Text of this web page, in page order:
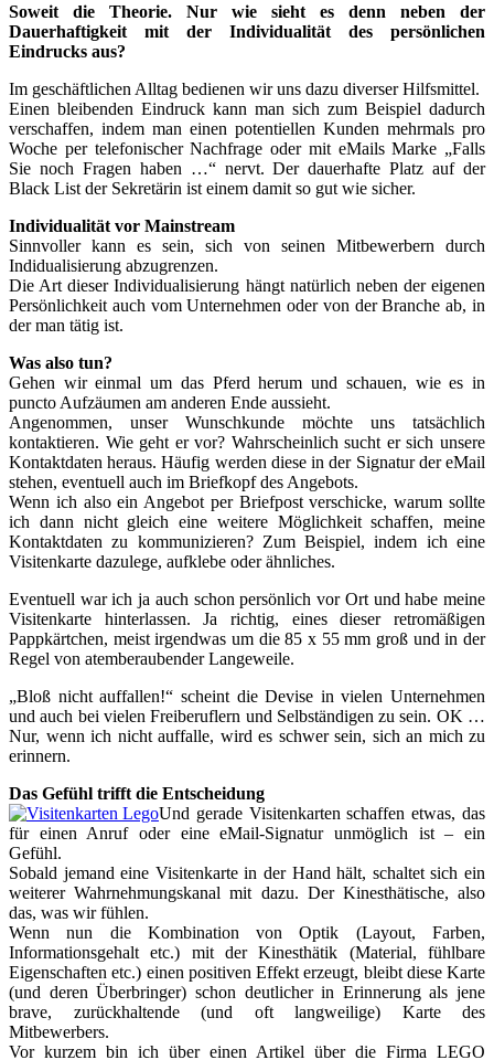
Soweit die Theorie. Nur wie sieht es denn neben der
Dauerhaftigkeit mit der Individualität des persönlichen
Eindrucks aus?
Im geschäftlichen Alltag bedienen wir uns dazu diverser Hilfsmittel.
Einen bleibenden Eindruck kann man sich zum Beispiel dadurch
verschaffen, indem man einen potentiellen Kunden mehrmals pro
Woche per telefonischer Nachfrage oder mit eMails Marke „Falls
Sie noch Fragen haben …“ nervt. Der dauerhafte Platz auf der
Black List der Sekretärin ist einem damit so gut wie sicher.
Individualität vor Mainstream
Sinnvoller kann es sein, sich von seinen Mitbewerbern durch
Indidualisierung abzugrenzen.
Die Art dieser Individualisierung hängt natürlich neben der eigenen
Persönlichkeit auch vom Unternehmen oder von der Branche ab, in
der man tätig ist.
Was also tun?
Gehen wir einmal um das Pferd herum und schauen, wie es in
puncto Aufzäumen am anderen Ende aussieht.
Angenommen, unser Wunschkunde möchte uns tatsächlich
kontaktieren. Wie geht er vor? Wahrscheinlich sucht er sich unsere
Kontaktdaten heraus. Häufig werden diese in der Signatur der eMail
stehen, eventuell auch im Briefkopf des Angebots.
Wenn ich also ein Angebot per Briefpost verschicke, warum sollte
ich dann nicht gleich eine weitere Möglichkeit schaffen, meine
Kontaktdaten zu kommunizieren? Zum Beispiel, indem ich eine
Visitenkarte dazulege, aufklebe oder ähnliches.
Eventuell war ich ja auch schon persönlich vor Ort und habe meine
Visitenkarte hinterlassen. Ja richtig, eines dieser retromäßigen
Pappkärtchen, meist irgendwas um die 85 x 55 mm groß und in der
Regel von atemberaubender Langeweile.
„Bloß nicht auffallen!“ scheint die Devise in vielen Unternehmen
und auch bei vielen Freiberuflern und Selbständigen zu sein. OK …
Nur, wenn ich nicht auffalle, wird es schwer sein, sich an mich zu
erinnern.
Das Gefühl trifft die Entscheidung
Und gerade Visitenkarten schaffen etwas, das
für einen Anruf oder eine eMail-Signatur unmöglich ist – ein
Gefühl.
Sobald jemand eine Visitenkarte in der Hand hält, schaltet sich ein
weiterer Wahrnehmungskanal mit dazu. Der Kinesthätische, also
das, was wir fühlen.
Wenn nun die Kombination von Optik (Layout, Farben,
Informationsgehalt etc.) mit der Kinesthätik (Material, fühlbare
Eigenschaften etc.) einen positiven Effekt erzeugt, bleibt diese Karte
(und deren Überbringer) schon deutlicher in Erinnerung als jene
brave, zurückhaltende (und oft langweilige) Karte des
Mitbewerbers.
Vor kurzem bin ich über einen Artikel über die Firma LEGO